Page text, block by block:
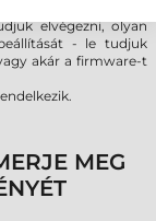
elvégezni, olyan
- le tudjuk
akár a firmware-t
MEG